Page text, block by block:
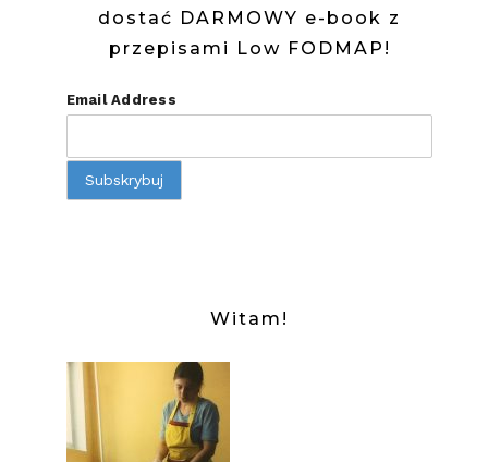
dostać DARMOWY e-book z
przepisami Low FODMAP!
Email Address
Witam!